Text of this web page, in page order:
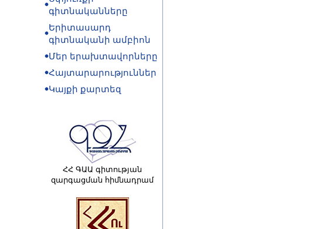
գիտնականները
Երիտասարդ
գիտնականի ամբիոն
Մեր երախտավորները
Հայտարարություններ
Կայքի քարտեզ
ՀՀ ԳԱԱ գիտության
զարգացման հիմնադրամ